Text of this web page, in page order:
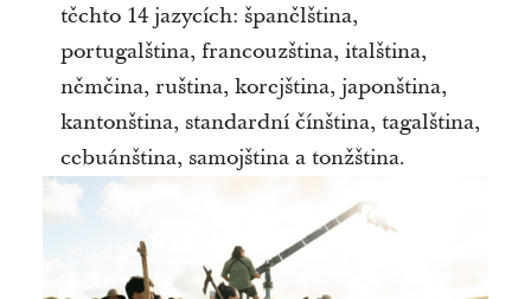
těchto 14 jazycích: španělština,
portugalština, francouzština, italština,
němčina, ruština, korejština, japonština,
kantonština, standardní čínština, tagalština,
cebuánština, samojština a tonžština.